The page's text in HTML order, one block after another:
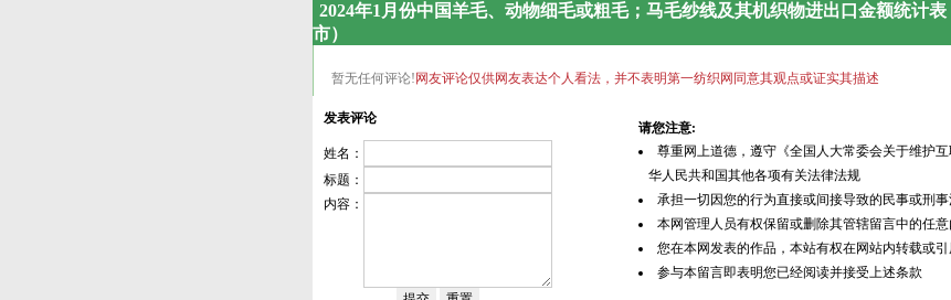
2024年1月份中国羊毛、动物细毛或粗毛；马毛纱线及其机织物进出口金额统计
市）
暂无任何评论! 网友评论仅供网友表达个人看法，并不表明第一纺织网同意其观点或证实其描述
发表评论
姓名：
标题：
内容：
请您注意:
尊重网上道德，遵守《全国人大常委会关于维护
华人民共和国其他各项有关法律法规
承担一切因您的行为直接或间接导致的民事或刑
本网管理人员有权保留或删除其管辖留言中的任
您在本网发表的作品，本站有权在网站内转载或引
参与本留言即表明您已经阅读并接受上述条款